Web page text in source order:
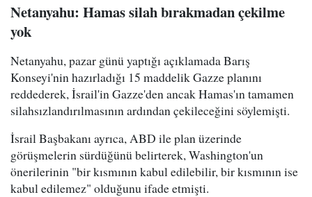
Netanyahu: Hamas silah bırakmadan çekilme
yok
Netanyahu, pazar günü yaptığı açıklamada Barış
Konseyi'nin hazırladığı 15 maddelik Gazze planını
reddederek, İsrail'in Gazze'den ancak Hamas'ın tamamen
silahsızlandırılmasının ardından çekileceğini söylemişti.
İsrail Başbakanı ayrıca, ABD ile plan üzerinde
görüşmelerin sürdüğünü belirterek, Washington'un
önerilerinin "bir kısmının kabul edilebilir, bir kısmının ise
kabul edilemez" olduğunu ifade etmişti.